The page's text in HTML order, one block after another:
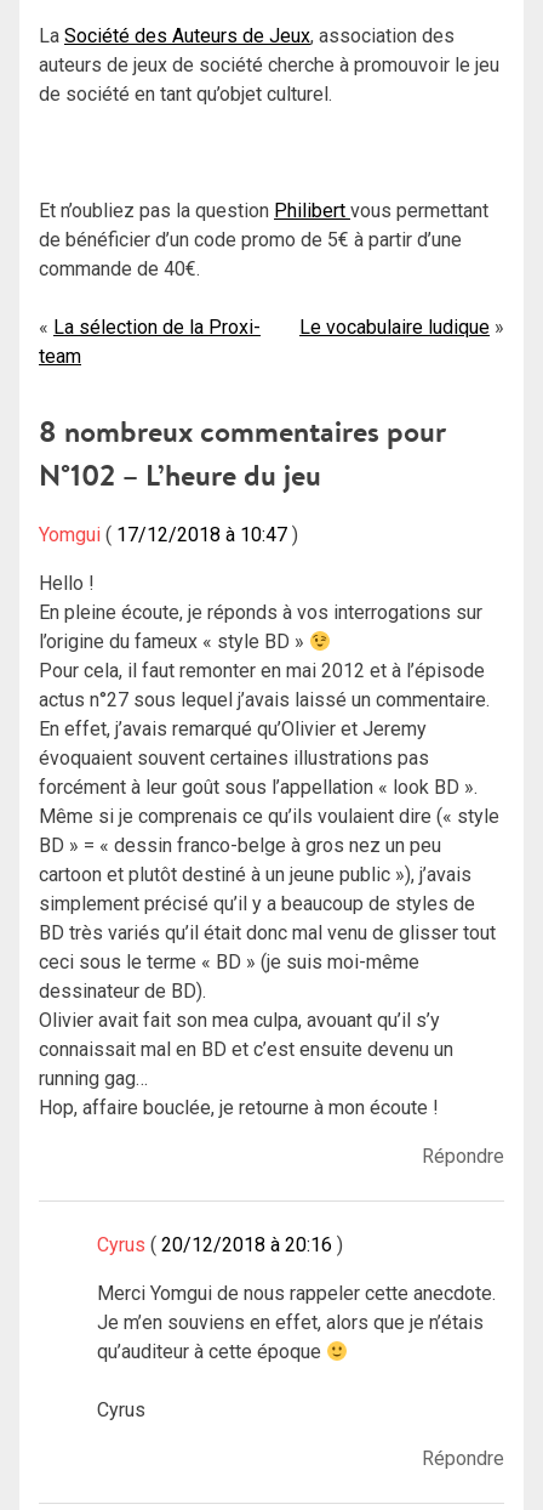
La Société des Auteurs de Jeux, association des
auteurs de jeux de société cherche à promouvoir le jeu
de société en tant qu’objet culturel.
Et n’oubliez pas la question Philibert vous permettant
de bénéficier d’un code promo de 5€ à partir d’une
commande de 40€.
Navigation
de
l’article
La sélection de la Proxi-
team
Le vocabulaire ludique
8 nombreux commentaires pour
N°102 – L’heure du jeu
Yomgui 17/12/2018 à 10:47
Hello !
En pleine écoute, je réponds à vos interrogations sur
l’origine du fameux « style BD »
Pour cela, il faut remonter en mai 2012 et à l’épisode
actus n°27 sous lequel j’avais laissé un commentaire.
En effet, j’avais remarqué qu’Olivier et Jeremy
évoquaient souvent certaines illustrations pas
forcément à leur goût sous l’appellation « look BD ».
Même si je comprenais ce qu’ils voulaient dire (« style
BD » = « dessin franco-belge à gros nez un peu
cartoon et plutôt destiné à un jeune public »), j’avais
simplement précisé qu’il y a beaucoup de styles de
BD très variés qu’il était donc mal venu de glisser tout
ceci sous le terme « BD » (je suis moi-même
dessinateur de BD).
Olivier avait fait son mea culpa, avouant qu’il s’y
connaissait mal en BD et c’est ensuite devenu un
running gag…
Hop, affaire bouclée, je retourne à mon écoute !
Répondre
Cyrus 20/12/2018 à 20:16
Merci Yomgui de nous rappeler cette anecdote.
Je m’en souviens en effet, alors que je n’étais
qu’auditeur à cette époque
Cyrus
Répondre